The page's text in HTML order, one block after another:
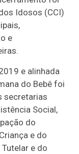
Idosos (CCI)
e
e alinhada
do Bebê foi
secretarias
Social,
do
e do
e do